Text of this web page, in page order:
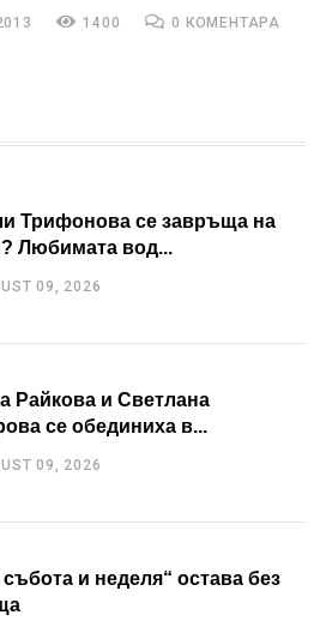
1400 0 КОМЕНТАРА
Трифонова се завръща на
Любимата вод...
09, 2026
Райкова и Светлана
се обединиха в...
09, 2026
събота и неделя“ остава без